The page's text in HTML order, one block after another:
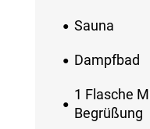
Sauna
Dampfbad
1 Flasche
Begrüßung